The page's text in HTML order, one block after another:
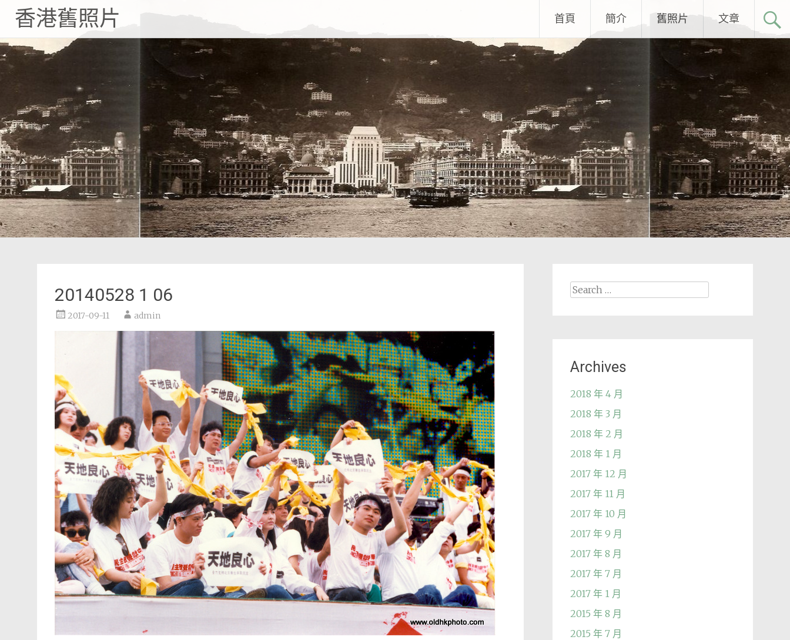
Skip
content
香港舊照片 首頁 簡介 舊照片 文章
20140528 1 06
2017-09-11 admin
Search
Archives
2018 年 4 月
2018 年 3 月
2018 年 2 月
2018 年 1 月
2017 年 12 月
2017 年 11 月
2017 年 10 月
2017 年 9 月
2017 年 8 月
2017 年 7 月
2017 年 1 月
2015 年 8 月
2015 年 7 月